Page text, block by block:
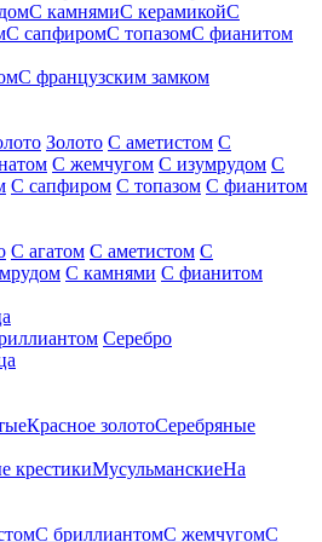
С камнямиС керамикойС
С сапфиромС топазомС фианитом
С французским замком
Золото С аметистом С
С жемчугом С изумрудом С
С сапфиром С топазом С фианитом
С агатом С аметистом С
С камнями С фианитом
Серебро
Красное золотоСеребряные
крестикиМусульманскиеНа
С бриллиантомС жемчугомС